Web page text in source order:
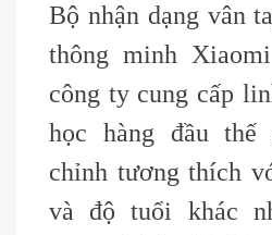
Bộ nhận dạng vân
thông minh
công ty cung cấp
học hàng đầu
chỉnh tương thích
và độ tuổi khác